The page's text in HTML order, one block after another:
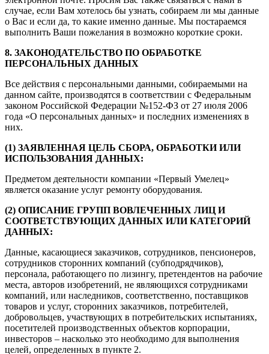
случае, если Вам хотелось бы узнать, собираем ли мы данные
о Вас и если да, то какие именно данные. Мы постараемся
выполнить Ваши пожелания в возможно короткие сроки.
8. ЗАКОНОДАТЕЛЬСТВО ПО ОБРАБОТКЕ
ПЕРСОНАЛЬНЫХ ДАННЫХ
Все действия с персональными данными, собираемыми на
данном сайте, производятся в соответствии с Федеральным
законом Российской Федерации №152-ФЗ от 27 июля 2006
года «О персональных данных» и последних изменениях в
них.
(1) ЗАЯВЛЕННАЯ ЦЕЛЬ СБОРА, ОБРАБОТКИ ИЛИ
ИСПОЛЬЗОВАНИЯ ДАННЫХ:
Предметом деятельности компании «Первый Умелец»
является оказание услуг ремонту оборудования.
(2) ОПИСАНИЕ ГРУПП ВОВЛЕЧЕННЫХ ЛИЦ И
СООТВЕТСТВУЮЩИХ ДАННЫХ ИЛИ КАТЕГОРИЙ
ДАННЫХ:
Данные, касающиеся заказчиков, сотрудников, пенсионеров,
сотрудников сторонних компаний (субподрядчиков),
персонала, работающего по лизингу, претендентов на рабочие
места, авторов изобретений, не являющихся сотрудниками
компаний, или наследников, соответственно, поставщиков
товаров и услуг, сторонних заказчиков, потребителей,
добровольцев, участвующих в потребительских испытаниях,
посетителей производственных объектов корпорации,
инвесторов – насколько это необходимо для выполнения
целей, определенных в пункте 2.